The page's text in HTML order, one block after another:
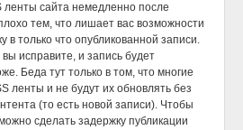
ленты сайта немедленно после
тем, что лишает вас возможности
в только что опубликованной записи.
вы исправите, и запись будет
Беда тут только в том, что многие
ленты и не будут их обновлять без
(то есть новой записи). Чтобы
сделать задержку публикации